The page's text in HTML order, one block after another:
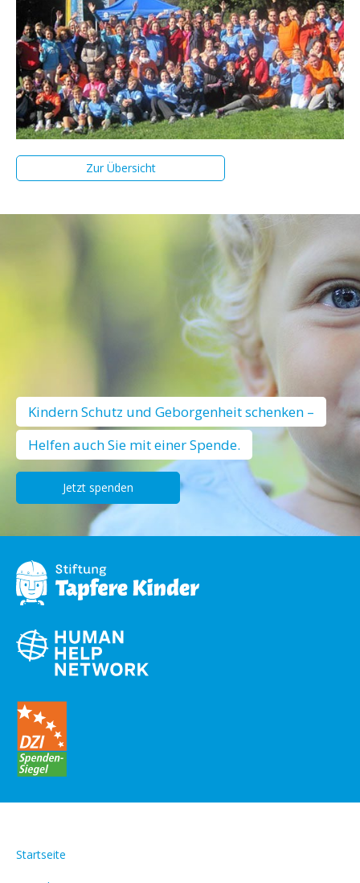
Zur Übersicht
Kindern Schutz und Geborgenheit schenken –
Helfen auch Sie mit einer Spende.
Jetzt spenden
Startseite